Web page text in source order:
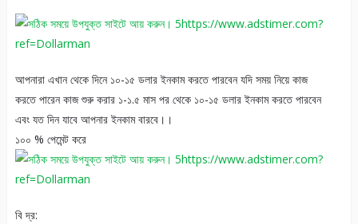
https://www.adstimer.com?
ref=Dollarman
আপনারা এখান থেকে দিনে ১০-১৫ ডলার ইনকাম করতে পারবেন যদি সময় নিয়ে কাজ
করতে পারেন কাজ শুরু করার ১-১.৫ মাস পর থেকে ১০-১৫ ডলার ইনকাম করতে পারবেন
এবং যত দিন যাবে আপনার ইনকাম বারবে।।
১০০ % পেমেন্ট করে
https://www.adstimer.com?
ref=Dollarman
বি দ্র: